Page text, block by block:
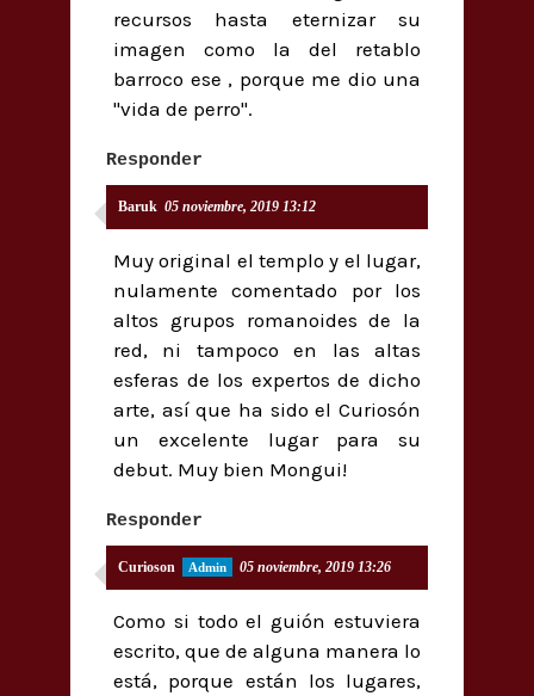
recursos hasta eternizar su
imagen como la del retablo
barroco ese , porque me dio una
"vida de perro".
Responder
Baruk 05 noviembre, 2019 13:12
Muy original el templo y el lugar,
nulamente comentado por los
altos grupos romanoides de la
red, ni tampoco en las altas
esferas de los expertos de dicho
arte, así que ha sido el Curiosón
un excelente lugar para su
debut. Muy bien Mongui!
Responder
Curioson 05 noviembre, 2019 13:26
Como si todo el guión estuviera
escrito, que de alguna manera lo
está, porque están los lugares,